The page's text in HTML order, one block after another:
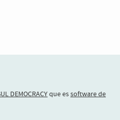
DEMOCRACYque essoftware de